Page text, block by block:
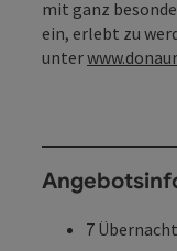
mit ganz
ein, erlebt zu
unter
7